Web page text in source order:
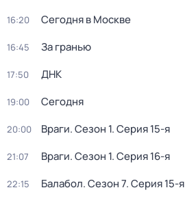
16:20 Сегодня в Москве
16:45 За гранью
17:50 ДНК
19:00 Сегодня
20:00 Враги. Сезон 1. Серия 15-я
21:07 Враги. Сезон 1. Серия 16-я
22:15 Балабол. Сезон 7. Серия 15-я